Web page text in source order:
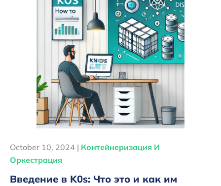
October 10, 2024 | Контейнеризация И
Оркестрация
Введение в K0s: Что это и как им